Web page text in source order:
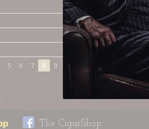
Signature 2000
Signature 2000
Signature 2000 Tubos
Signature 2000 Tubos
5 6 7 8 9
The CigarShop